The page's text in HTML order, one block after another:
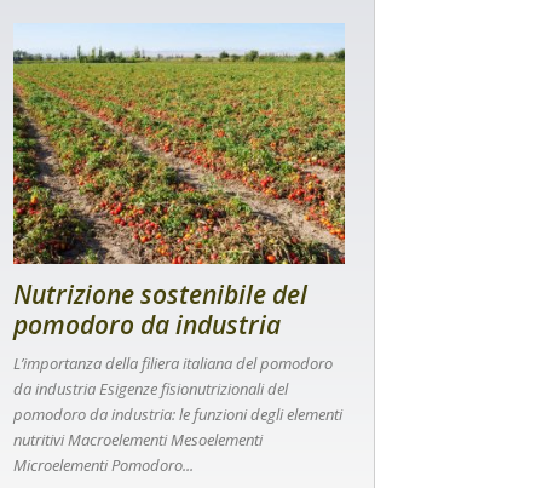
Nutrizione sostenibile del
pomodoro da industria
L’importanza della filiera italiana del pomodoro
da industria Esigenze fisionutrizionali del
pomodoro da industria: le funzioni degli elementi
nutritivi Macroelementi Mesoelementi
Microelementi Pomodoro...